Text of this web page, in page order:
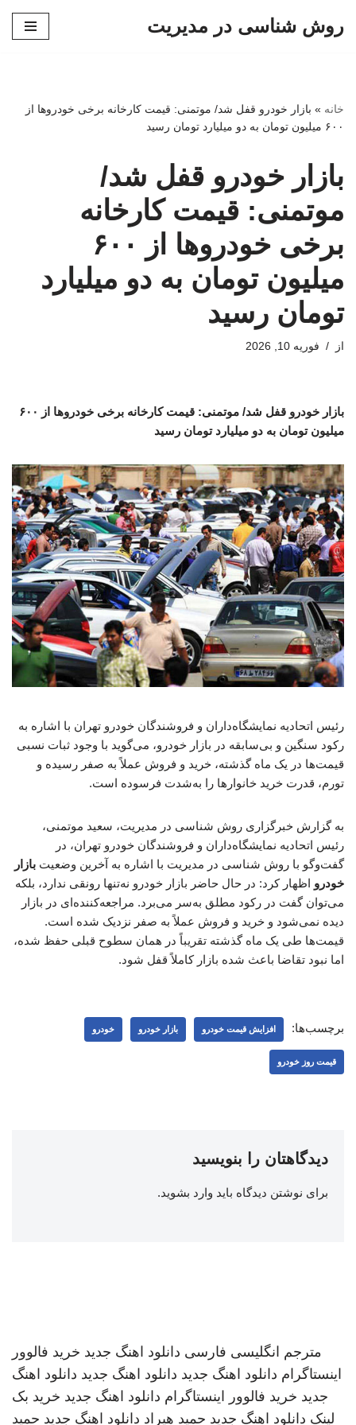
روش شناسی در مدیریت
خانه » بازار خودرو قفل شد/ موتمنی: قیمت کارخانه برخی خودروها از
۶۰۰ میلیون تومان به دو میلیارد تومان رسید
بازار خودرو قفل شد/
موتمنی: قیمت کارخانه
برخی خودروها از ۶۰۰
میلیون تومان به دو میلیارد
تومان رسید
از فوریه 10, 2026
بازار خودرو قفل شد/ موتمنی: قیمت کارخانه برخی خودروها از ۶۰۰
میلیون تومان به دو میلیارد تومان رسید
رئیس اتحادیه نمایشگاه‌داران و فروشندگان خودرو تهران با اشاره به
رکود سنگین و بی‌سابقه در بازار خودرو، می‌گوید با وجود ثبات نسبی
قیمت‌ها در یک ماه گذشته، خرید و فروش عملاً به صفر رسیده و
تورم، قدرت خرید خانوارها را به‌شدت فرسوده است.
به گزارش خبرگزاری روش شناسی در مدیریت، سعید موتمنی،
رئیس اتحادیه نمایشگاه‌داران و فروشندگان خودرو تهران، در
گفت‌وگو با روش شناسی در مدیریت با اشاره به آخرین وضعیت بازار
خودرو اظهار کرد: در حال حاضر بازار خودرو نه‌تنها رونقی ندارد، بلکه
می‌توان گفت در رکود مطلق به‌سر می‌برد. مراجعه‌کننده‌ای در بازار
دیده نمی‌شود و خرید و فروش عملاً به صفر نزدیک شده است.
قیمت‌ها طی یک ماه گذشته تقریباً در همان سطوح قبلی حفظ شده،
اما نبود تقاضا باعث شده بازار کاملاً قفل شود.
برچسب‌ها: افزایش قیمت خودرو بازار خودرو خودرو
قیمت روز خودرو
دیدگاهتان را بنویسید
برای نوشتن دیدگاه باید وارد بشوید.
مترجم انگلیسی فارسی دانلود اهنگ جدید خرید فالوور
اینستاگرام دانلود اهنگ جدید دانلود اهنگ جدید دانلود اهنگ
جدید خرید فالوور اینستاگرام دانلود اهنگ جدید خرید بک
لینک دانلود اهنگ جدید حمید هیراد دانلود اهنگ جدید حمید